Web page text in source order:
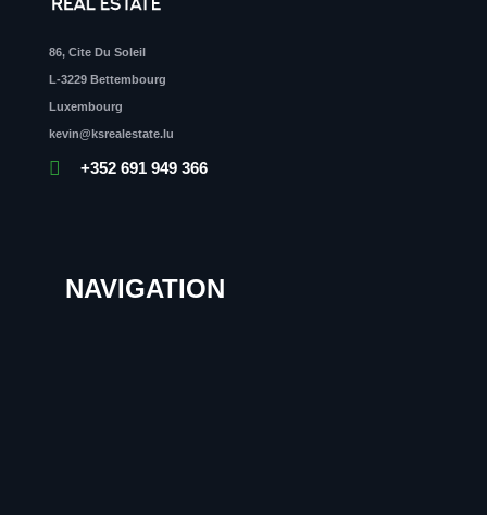
86, Cite Du Soleil
L-3229 Bettembourg
Luxembourg
kevin@ksrealestate.lu
+352 691 949 366
NAVIGATION